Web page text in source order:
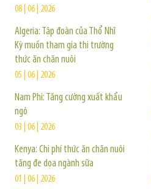
08 | 06 | 2026
Algeria: Tập đoàn của Thổ Nhĩ
Kỳ muốn tham gia thị trường
thức ăn chăn nuôi
05 | 06 | 2026
Nam Phi: Tăng cường xuất khẩu
ngô
03 | 06 | 2026
Kenya: Chi phí thức ăn chăn nuôi
tăng đe dọa ngành sữa
01 | 06 | 2026